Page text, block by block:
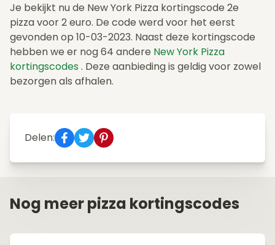
Je bekijkt nu de New York Pizza kortingscode 2e
pizza voor 2 euro. De code werd voor het eerst
gevonden op 10-03-2023. Naast deze kortingscode
hebben we er nog 64 andere New York Pizza
kortingscodes . Deze aanbieding is geldig voor zowel
bezorgen als afhalen.
Delen:
Nog meer pizza kortingscodes